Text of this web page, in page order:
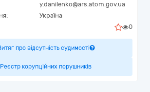
y.danilenko@ars.atom.gov.ua
Україна
0
про відсутність судимості
Реєстр корупційних порушників